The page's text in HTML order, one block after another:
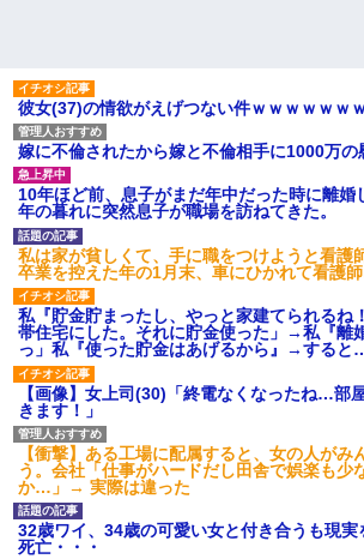
私「初めて飲む味だけどなん
のお茶？」彼「ちっ！」私「」
【GIF】JSのカンチョーワロ
タ
後続車にクラクションを鳴ら
され彼氏が逆切れ。「何クラク
ション鳴らしてんだ！降りてこ
いよ！」と怒鳴りだし...
【衝撃】報酬100万円超の治験
募集がこちらｗｗｗｗｗ(※画像
あり)
【ネット騒然】惨殺されたタ
ワマン頂き女子のこの動画、す
げえええええｗｗｗｗｗｗｗｗ
ｗｗｗ
【愕然】白のクラウン俺氏、
高速道路左車線を制限速度で走
った結果wwwwwwwwwwww
百年の恋12-899 食べた量を
張り合ってくる
【悲報】佐藤輝明・・・２軍
でも盛大にやらかす←あまり悲
しませないでくれ
彼女(37)の情欲がえげつない件ｗｗｗｗｗｗｗ
嫁に不倫されたから嫁と不倫相手に1000万の
10年ほど前、息子がまだ年中だった時に離婚
年の暮れに突然息子が職場を訪ねてきた。
私は家が貧しくて、手に職をつけようと看護
卒業を控えた年の1月末、車にひかれて看護師
私『貯金貯まったし、やっと家建てられるね
帯住宅にした。それに貯金使った」→私『離
っ」私『使った貯金はあげるから』→すると
【画像】女上司(30)「終電なくなったね…部
きます！」
【衝撃】ある工場に配属すると、女の人がみ
う。会社「仕事がハードだし田舎で娯楽も少
か…」→ 実際は違った
32歳ワイ、34歳の可愛い女と付き合うも現
死亡・・・